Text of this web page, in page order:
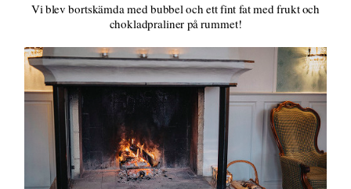
Vi blev bortskämda med bubbel och ett fint fat med frukt och
chokladpraliner på rummet!